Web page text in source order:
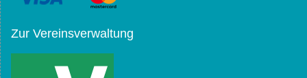
Zur Vereinsverwaltung